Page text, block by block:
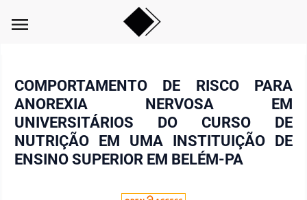
menu
COMPORTAMENTO DE RISCO PARA
ANOREXIA NERVOSA EM
UNIVERSITÁRIOS DO CURSO DE
NUTRIÇÃO EM UMA INSTITUIÇÃO DE
ENSINO SUPERIOR EM BELÉM-PA